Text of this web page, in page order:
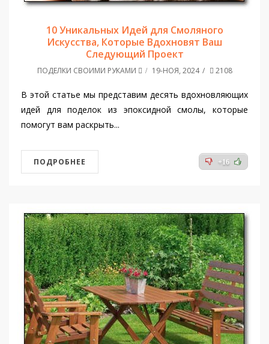
10 Уникальных Идей для Смоляного
Искусства, Которые Вдохновят Ваш
Следующий Проект
ПОДЕЛКИ СВОИМИ РУКАМИ 19-НОЯ, 2024 2108
В этой статье мы представим десять вдохновляющих
идей для поделок из эпоксидной смолы, которые
помогут вам раскрыть...
+16
ПОДРОБНЕЕ